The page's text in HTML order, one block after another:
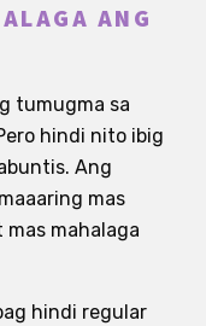
ANG
tumugma sa
hindi nito ibig
Ang
mas
mahalaga
hindi regular